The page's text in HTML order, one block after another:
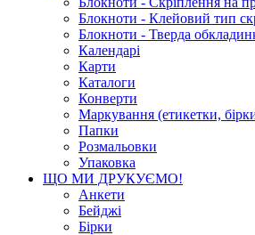
Блокноти - Клейовий тип
Блокноти - Тверда
Календарі
Карти
Каталоги
Конверти
Маркування (етикетки,
Папки
Розмальовки
Упаковка
ЩО МИ ДРУКУЄМО!
Анкети
Бейджі
Бірки